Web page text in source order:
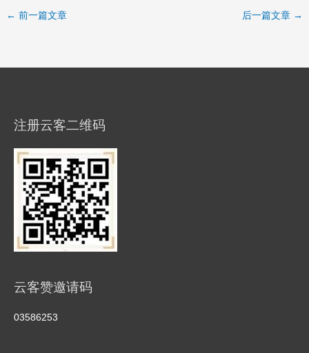
← 前一篇文章 后一篇文章 →
注册云客二维码
云客赞邀请码
03586253